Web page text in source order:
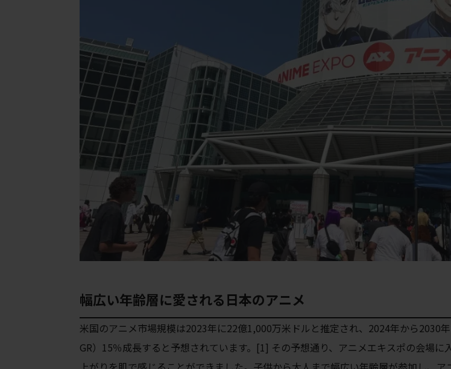
幅広い年齢層に愛される日本のアニメ
米国のアニメ市場規模は2023年に22億1,000万米ドルと推定され、2024年から2030
GR）15％成長すると予想されています。[1] その予想通り、アニメエキスポの会場に